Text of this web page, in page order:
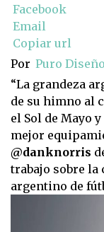
Facebook
Email
Copiar url
Por Puro Diseño
“La grandeza
de su himno al
el Sol de Mayo
mejor
@danknorris
trabajo sobre la
argentino de